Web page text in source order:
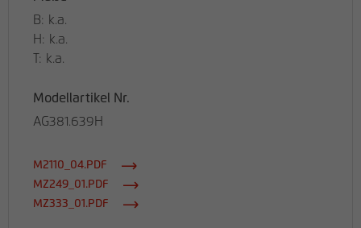
B: k.a.
H: k.a.
T: k.a.
Modellartikel Nr.
AG381.639H
M2110_04.PDF
MZ249_01.PDF
MZ333_01.PDF